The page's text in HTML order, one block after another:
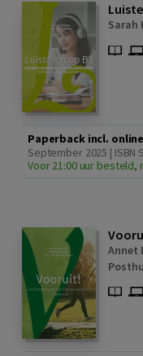
Sarah
Paperback incl.
September 2025 | ISBN
Voor 21:00 uur besteld,
Annet